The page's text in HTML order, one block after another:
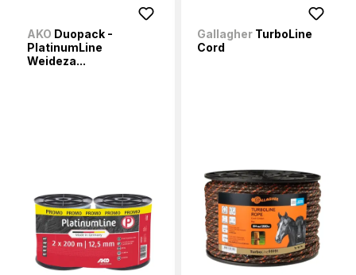
AKO Duopack -
PlatinumLine
Weideza...
Gallagher TurboLine
Cord